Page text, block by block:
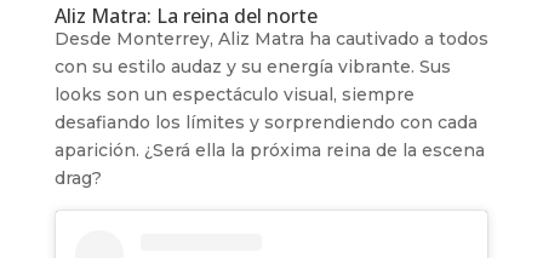
Aliz Matra: La reina del norte
Desde Monterrey, Aliz Matra ha cautivado a todos
con su estilo audaz y su energía vibrante. Sus
looks son un espectáculo visual, siempre
desafiando los límites y sorprendiendo con cada
aparición. ¿Será ella la próxima reina de la escena
drag?